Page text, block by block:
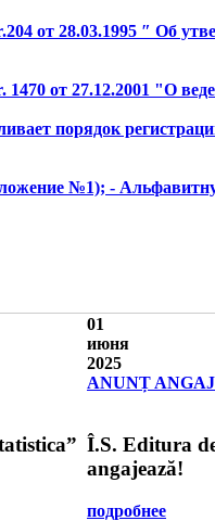
от 28.03.1995 ″ Об
от 27.12.2001 "О
порядок
№1); -
01
июня
2025
ANUNȚ
Î.S. Editura
angajează!
подробнее